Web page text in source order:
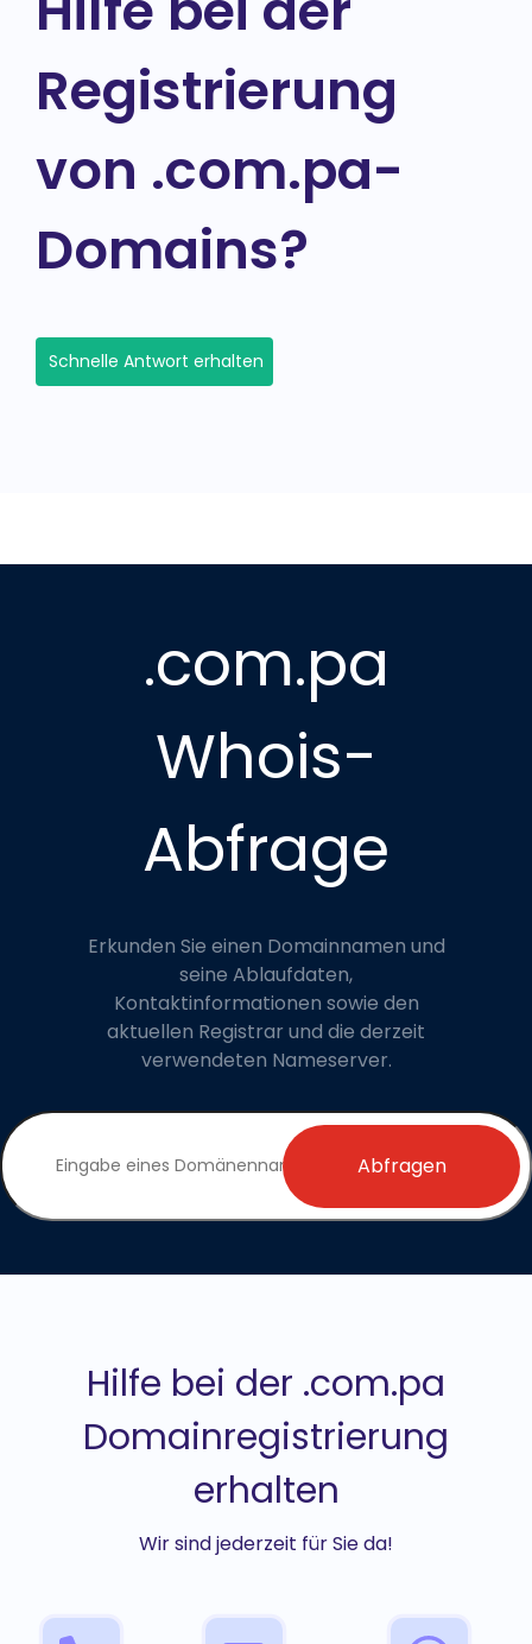
Registrierung
von .com.pa-
Domains?
Schnelle Antwort erhalten
.com.pa
Whois-
Abfrage
Erkunden Sie einen Domainnamen und
seine Ablaufdaten,
Kontaktinformationen sowie den
aktuellen Registrar und die derzeit
verwendeten Nameserver.
Abfragen
Hilfe bei der .com.pa
Domainregistrierung
erhalten
Wir sind jederzeit für Sie da!